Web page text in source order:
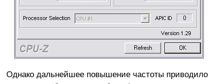
Однако дальнейшее повышение частоты приводило